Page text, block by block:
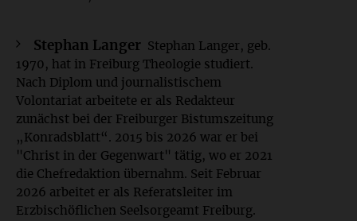
Stephan Langer
Stephan Langer, geb.
1970, hat in Freiburg Theologie studiert.
Nach Diplom und journalistischem
Volontariat arbeitete er als Redakteur
zunächst bei der Freiburger Bistumszeitung
„Konradsblatt“. 2015 bis 2026 war er bei
"Christ in der Gegenwart" tätig, wo er 2021
die Chefredaktion übernahm. Seit Februar
2026 arbeitet er als Referatsleiter im
Erzbischöflichen Seelsorgeamt Freiburg.